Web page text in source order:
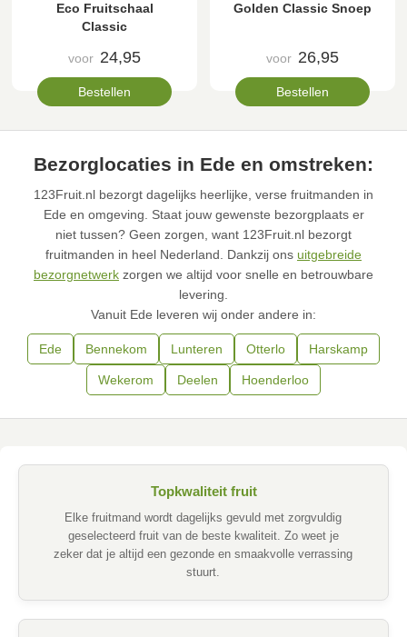
Eco Fruitschaal
Classic
voor 24,95
Bestellen
Golden Classic Snoep
voor 26,95
Bestellen
Bezorglocaties in Ede en omstreken:
123Fruit.nl bezorgt dagelijks heerlijke, verse fruitmanden in
Ede en omgeving. Staat jouw gewenste bezorgplaats er
niet tussen? Geen zorgen, want 123Fruit.nl bezorgt
fruitmanden in heel Nederland. Dankzij ons uitgebreide
bezorgnetwerk zorgen we altijd voor snelle en betrouwbare
levering.
Vanuit Ede leveren wij onder andere in:
Ede Bennekom Lunteren Otterlo Harskamp
Wekerom Deelen Hoenderloo
Topkwaliteit fruit
Elke fruitmand wordt dagelijks gevuld met zorgvuldig
geselecteerd fruit van de beste kwaliteit. Zo weet je
zeker dat je altijd een gezonde en smaakvolle verrassing
stuurt.